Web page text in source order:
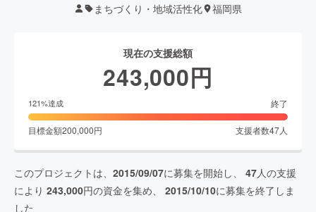
まちづくり・地域活性化 福岡県
現在の支援総額
243,000円
121%達成 終了
目標金額200,000円 支援者数47人
このプロジェクトは、 2015/09/07に募集を開始し、 47人の支援
により 243,000円の資金を集め、 2015/10/10に募集を終了しま
した